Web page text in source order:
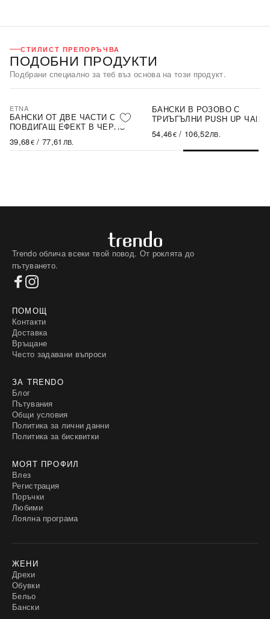
СТИЛИСТ ПРЕПОРЪЧВА
ПОДОБНИ ПРОДУКТИ
Подбрани специално за теб въз основа на този продукт.
ETNA
БАНСКИ ОТ ДВЕ ЧАСТИ С
ПОВДИГАЩ ЕФЕКТ В ЧЕРНО
39,68€/ 77,61 ЛВ.
БАНСКИ В РОЗОВО С
ТРИЪГЪЛНИ PUSH UP
54,46€/ 106,52ЛВ.
Trendo облича всеки твой повод. От роклята до
пътуването.
ПОМОЩ
Контакти
Доставка
Връщане
Често задавани въпроси
ЗА TRENDO
Блог
Пътувания
Общи условия
Политика за лични данни
Политика за бисквитки
МОЯТ ПРОФИЛ
Влез
Регистрация
Поръчки
Любими
Лоялна програма
ЖЕНИ
Дрехи
Обувки
Бельо
Бански